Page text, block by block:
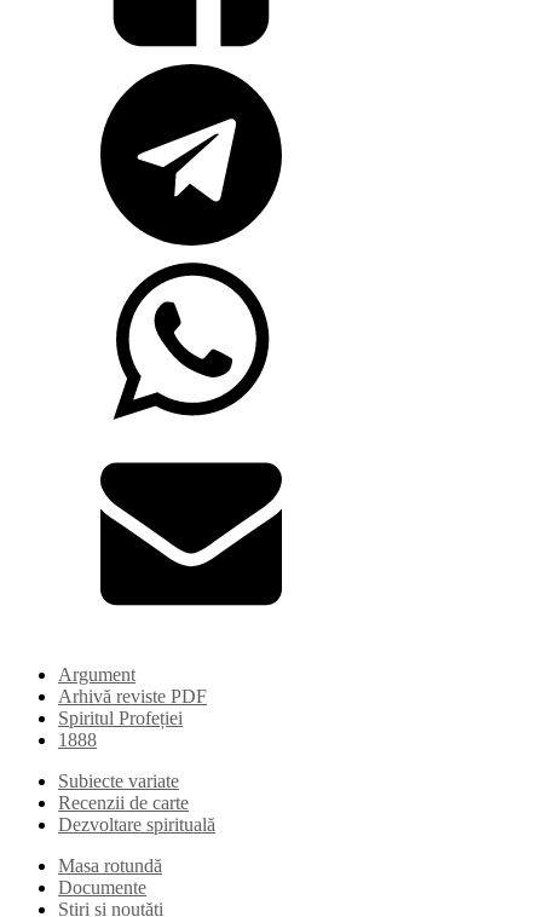
Argument
Arhivă reviste PDF
Spiritul Profeției
1888
Subiecte variate
Recenzii de carte
Dezvoltare spirituală
Masa rotundă
Documente
Știri și noutăți